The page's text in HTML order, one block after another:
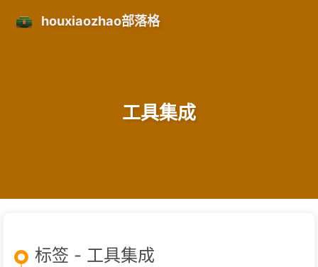
houxiaozhao部落格
工具集成
标签 - 工具集成